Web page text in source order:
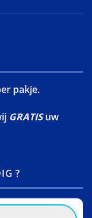
pakje.
GRATISuw
?